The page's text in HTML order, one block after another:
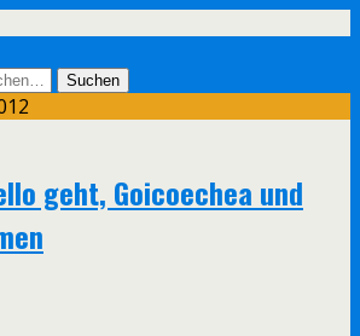
geht, Goicoechea und